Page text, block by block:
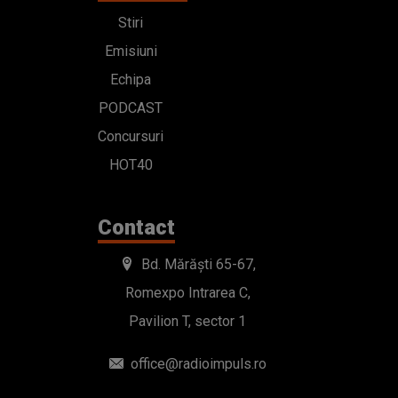
Stiri
Emisiuni
Echipa
PODCAST
Concursuri
HOT40
Contact
Bd. Mărăști 65-67,
Romexpo Intrarea C,
Pavilion T, sector 1
office@radioimpuls.ro